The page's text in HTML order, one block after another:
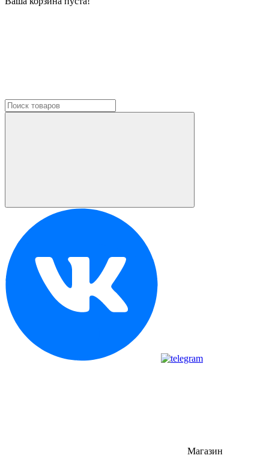
Магазин